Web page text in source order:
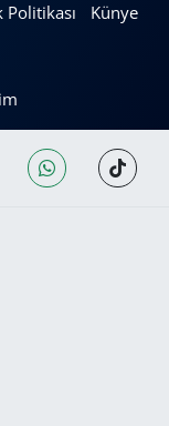
Politikası
Künye